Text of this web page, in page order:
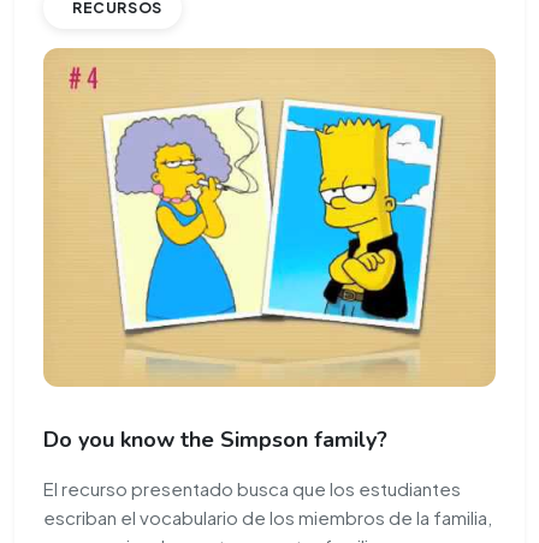
RECURSOS
Do you know the Simpson family?
El recurso presentado busca que los estudiantes
escriban el vocabulario de los miembros de la familia,